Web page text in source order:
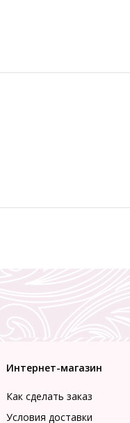
Интернет-магазин
Как сделать заказ
Условия доставки